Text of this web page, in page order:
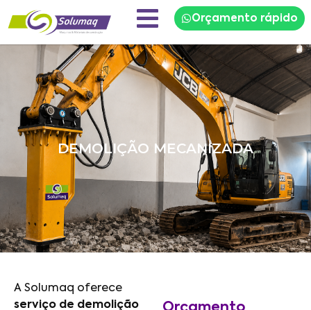
Orçamento rápido
DEMOLIÇÃO MECANIZADA
A Solumaq oferece
serviço de demolição